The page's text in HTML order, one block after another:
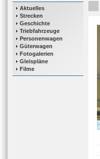
Aktuelles
Strecken
Geschichte
Triebfahrzeuge
Personenwagen
Güterwagen
Fotogalerien
Gleispläne
Filme